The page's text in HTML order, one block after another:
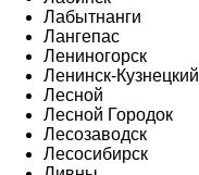
Лабытнанги
Лангепас
Лениногорск
Ленинск-Кузнецкий
Лесной
Лесной Городок
Лесозаводск
Лесосибирск